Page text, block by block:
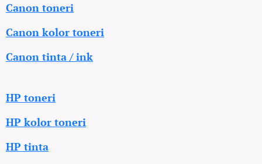
Canon toneri
Canon kolor toneri
Canon tinta / ink
HP toneri
HP kolor toneri
HP tinta